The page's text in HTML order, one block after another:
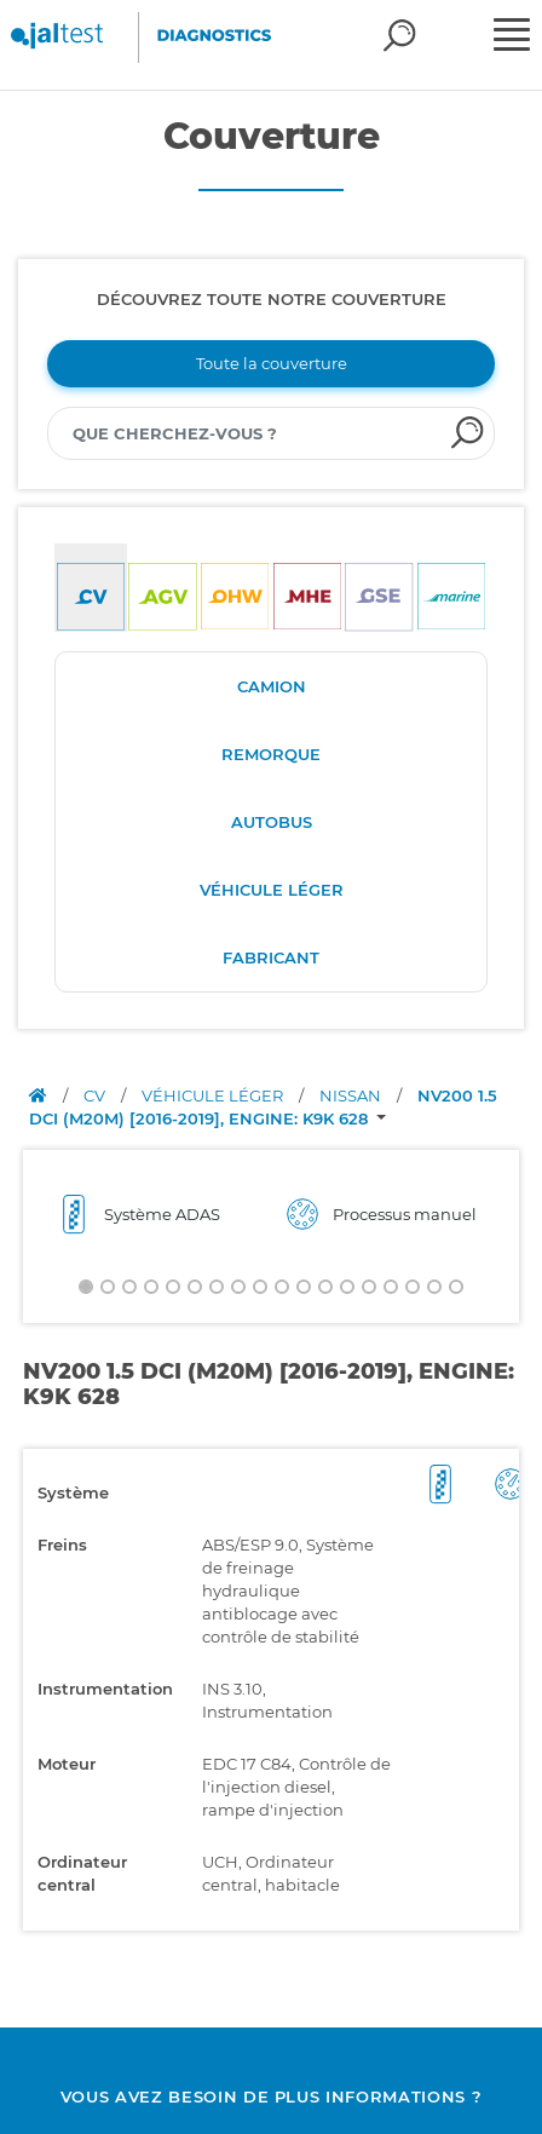
Couverture
DÉCOUVREZ TOUTE NOTRE COUVERTURE
Toute la couverture
CAMION
REMORQUE
AUTOBUS
VÉHICULE LÉGER
FABRICANT
/ CV / VÉHICULE LÉGER / NISSAN /
NV200 1.5
DCI (M20M) [2016-2019], ENGINE: K9K 628
Système ADAS Processus manuel
NV200 1.5 DCI (M20M) [2016-2019], ENGINE:
K9K 628
Système
Freins
ABS/ESP 9.0, Système
de freinage
hydraulique
antiblocage avec
contrôle de stabilité
Instrumentation
INS 3.10,
Instrumentation
Moteur
EDC 17 C84, Contrôle de
l'injection diesel,
rampe d'injection
Ordinateur
central
UCH, Ordinateur
central, habitacle
VOUS AVEZ BESOIN DE PLUS INFORMATIONS ?